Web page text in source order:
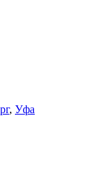
, Уфа